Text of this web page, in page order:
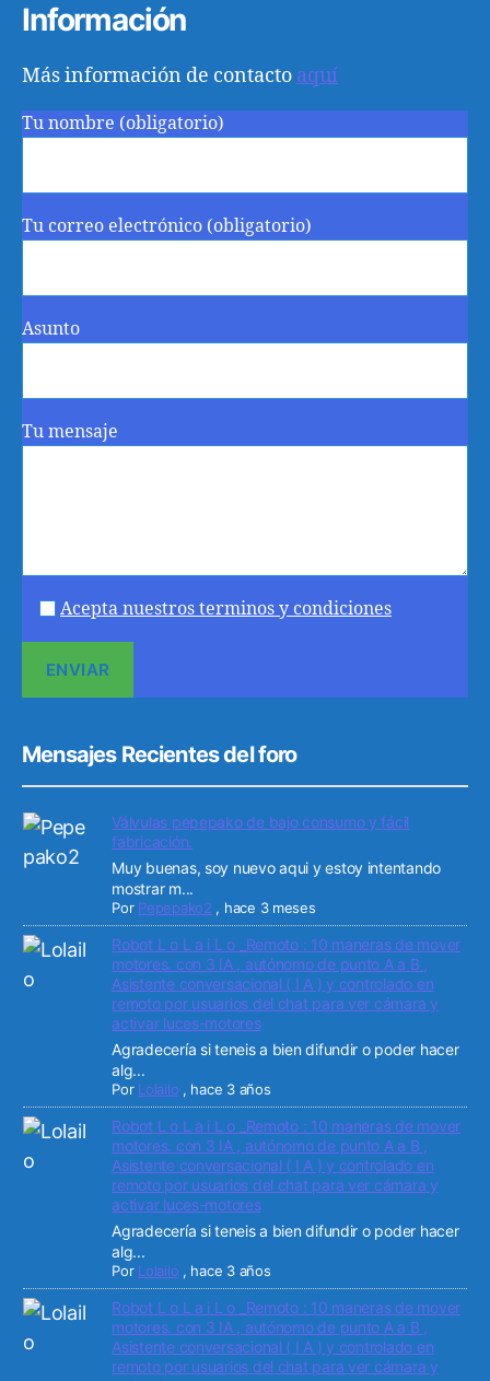
Información
Más información de contacto aquí
Tu nombre (obligatorio)
Tu correo electrónico (obligatorio)
Asunto
Tu mensaje
Acepta nuestros terminos y condiciones
Mensajes Recientes del foro
Válvulas pepepako de bajo consumo y fácil
fabricación.
Muy buenas, soy nuevo aqui y estoy intentando
mostrar m...
Por Pepepako2 , hace 3 meses
Robot L o L a i L o _Remoto : 10 maneras de mover
motores. con 3 IA , autónomo de punto A a B ,
Asistente conversacional ( I A ) y controlado en
remoto por usuarios del chat para ver cámara y
activar luces-motores
Agradecería si teneis a bien difundir o poder hacer
alg...
Por Lolailo , hace 3 años
Robot L o L a i L o _Remoto : 10 maneras de mover
motores. con 3 IA , autónomo de punto A a B ,
Asistente conversacional ( I A ) y controlado en
remoto por usuarios del chat para ver cámara y
activar luces-motores
Agradecería si teneis a bien difundir o poder hacer
alg...
Por Lolailo , hace 3 años
Robot L o L a i L o _Remoto : 10 maneras de mover
motores. con 3 IA , autónomo de punto A a B ,
Asistente conversacional ( I A ) y controlado en
remoto por usuarios del chat para ver cámara y